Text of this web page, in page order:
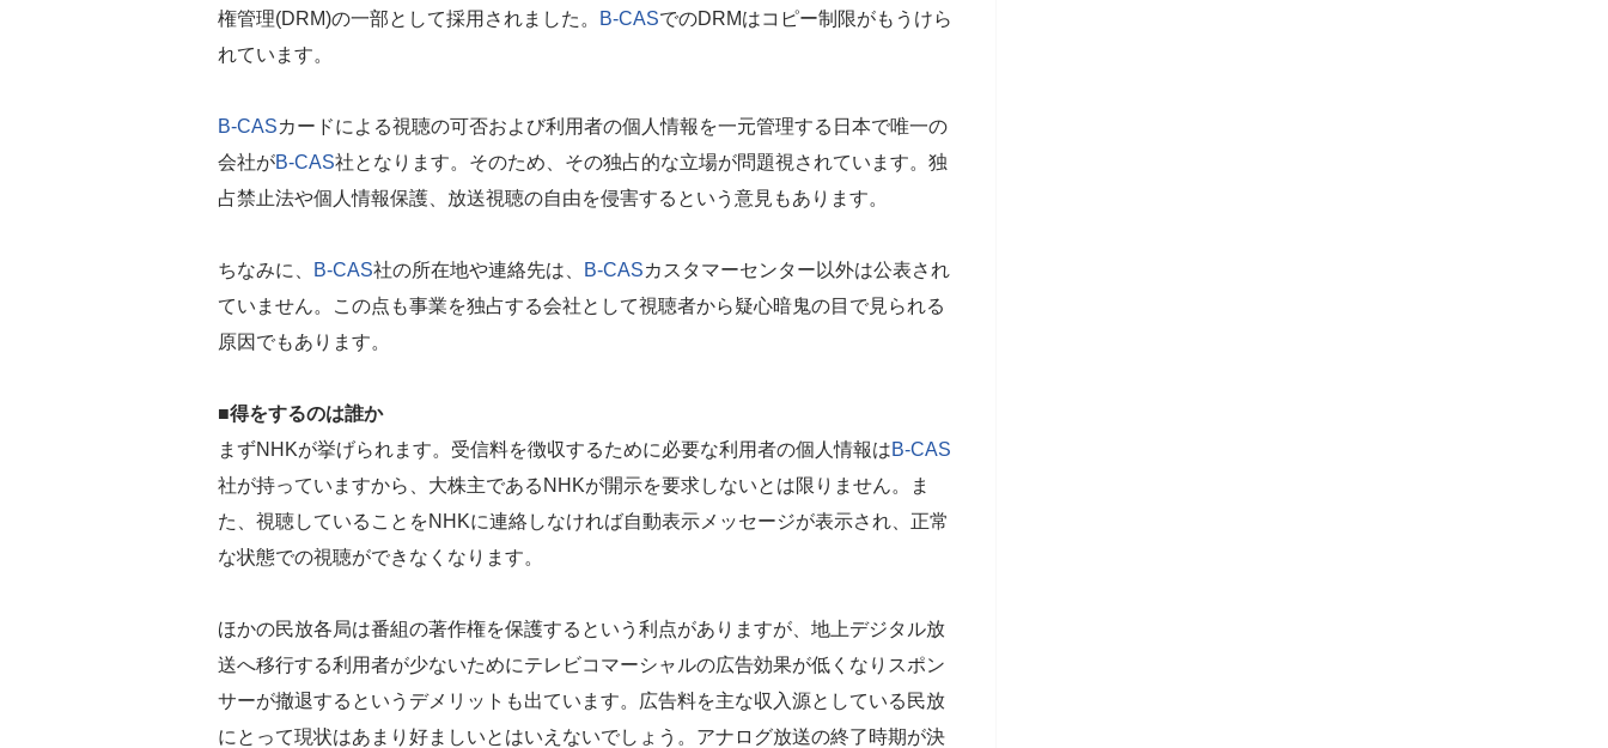
権管理(DRM)の一部として採用されました。
B-CASでのDRMはコピー制限がもうけら
れています。
B-CASカードによる視聴の可否および利用者の個人情報を一元管理する日本で唯一の
会社がB-CAS社となります。そのため、その独占的な立場が問題視されています。独
占禁止法や個人情報保護、放送視聴の自由を侵害するという意見もあります。
ちなみに、 B-CAS社の所在地や連絡先は、 B-CASカスタマーセンター以外は公表され
ていません。この点も事業を独占する会社として視聴者から疑心暗鬼の目で見られる
原因でもあります。
■得をするのは誰か
まずNHKが挙げられます。受信料を徴収するために必要な利用者の個人情報はB-CAS
社が持っていますから、大株主であるNHKが開示を要求しないとは限りません。ま
た、視聴していることをNHKに連絡しなければ自動表示メッセージが表示され、正常
な状態での視聴ができなくなります。
ほかの民放各局は番組の著作権を保護するという利点がありますが、地上デジタル放
送へ移行する利用者が少ないためにテレビコマーシャルの広告効果が低くなりスポン
サーが撤退するというデメリットも出ています。広告料を主な収入源としている民放
にとって現状はあまり好ましいとはいえないでしょう。アナログ放送の終了時期が決